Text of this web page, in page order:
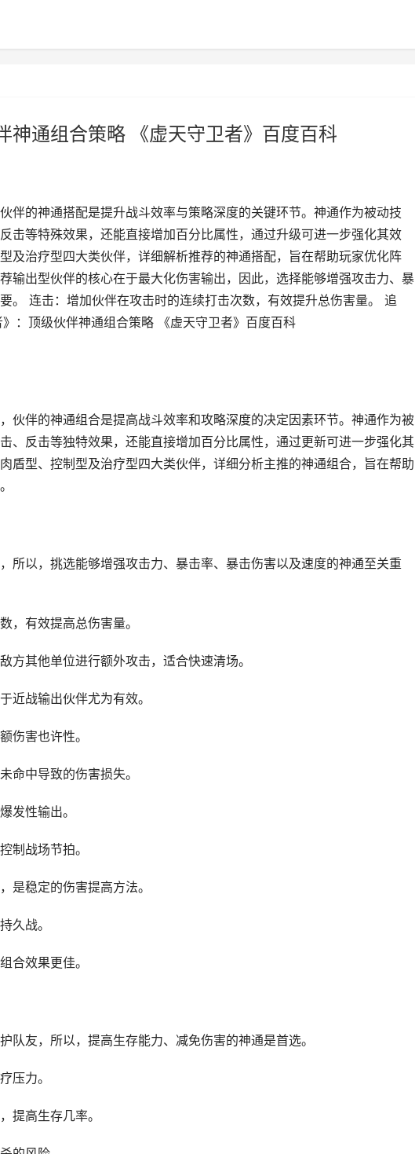
神通组合策略 《虚天守卫者》百度百科
伴的神通搭配是提升战斗效率与策略深度的关键环节。神通作为被动技
击等特殊效果，还能直接增加百分比属性，通过升级可进一步强化其效
及治疗型四大类伙伴，详细解析推荐的神通搭配，旨在帮助玩家优化阵
输出型伙伴的核心在于最大化伤害输出，因此，选择能够增强攻击力、暴
。 连击：增加伙伴在攻击时的连续打击次数，有效提升总伤害量。 追
：顶级伙伴神通组合策略 《虚天守卫者》百度百科
伙伴的神通组合是提高战斗效率和攻略深度的决定因素环节。神通作为被
、反击等独特效果，还能直接增加百分比属性，通过更新可进一步强化其
盾型、控制型及治疗型四大类伙伴，详细分析主推的神通组合，旨在帮助
所以，挑选能够增强攻击力、暴击率、暴击伤害以及速度的神通至关重
，有效提高总伤害量。
方其他单位进行额外攻击，适合快速清场。
近战输出伙伴尤为有效。
伤害也许性。
命中导致的伤害损失。
发性输出。
制战场节拍。
是稳定的伤害提高方法。
久战。
合效果更佳。
队友，所以，提高生存能力、减免伤害的神通是首选。
压力。
提高生存几率。